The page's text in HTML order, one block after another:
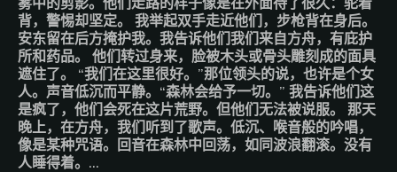
背，警惕却坚定。 我举起双手走近他们，步枪背在身后。
安东留在后方掩护我。我告诉他们我们来自方舟，有庇护
所和药品。 他们转过身来，脸被木头或骨头雕刻成的面具
遮住了。 “我们在这里很好。”那位领头的说，也许是个女
人。声音低沉而平静。“森林会给予一切。” 我告诉他们这
是疯了，他们会死在这片荒野。但他们无法被说服。 那天
晚上，在方舟，我们听到了歌声。低沉、喉音般的吟唱，
像是某种咒语。回音在森林中回荡，如同波浪翻滚。没有
人睡得着。…